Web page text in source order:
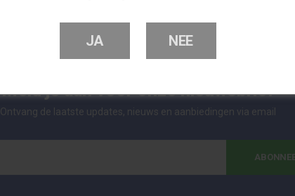
JA NEE
Meld je aan voor onze nieuwsbrief
Ontvang de laatste updates, nieuws en aanbiedingen via email